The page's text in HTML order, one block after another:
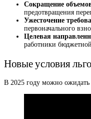
Сокращение
предотвращения
Ужесточение
первоначального
Целевая
работники
Новые условия
В 2025 году можно ожидать